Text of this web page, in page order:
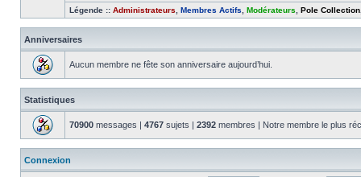
Légende :: Administrateurs Membres Actifs Modérateurs Pole Collection
Anniversaires
Aucun membre ne fête son anniversaire aujourd’hui.
Statistiques
70900 messages | 4767 sujets | 2392 membres | Notre membre le plus
Connexion